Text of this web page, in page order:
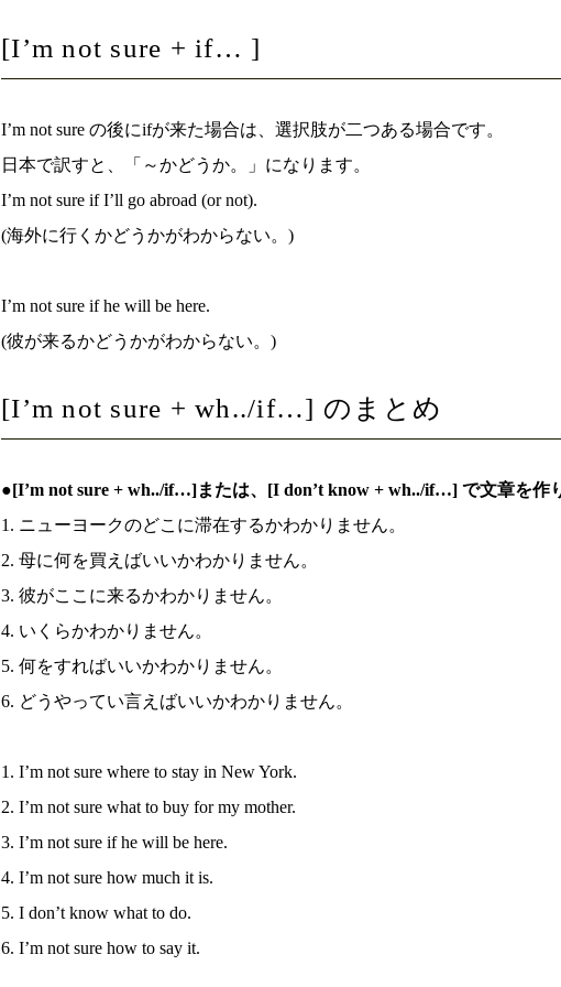
[I’m not sure + if… ]
I’m not sure の後にifが来た場合は、選択肢が二つある場合です。
日本で訳すと、「～かどうか。」になります。
I’m not sure if I’ll go abroad (or not).
(海外に行くかどうかがわからない。)
I’m not sure if he will be here.
(彼が来るかどうかがわからない。)
[I’m not sure + wh../if…] のまとめ
●[I’m not sure + wh../if…]または、 [I don’t know + wh../if…] で文章を作
1. ニューヨークのどこに滞在するかわかりません。
2. 母に何を買えばいいかわかりません。
3. 彼がここに来るかわかりません。
4. いくらかわかりません。
5. 何をすればいいかわかりません。
6. どうやってい言えばいいかわかりません。
1. I’m not sure where to stay in New York.
2. I’m not sure what to buy for my mother.
3. I’m not sure if he will be here.
4. I’m not sure how much it is.
5. I don’t know what to do.
6. I’m not sure how to say it.